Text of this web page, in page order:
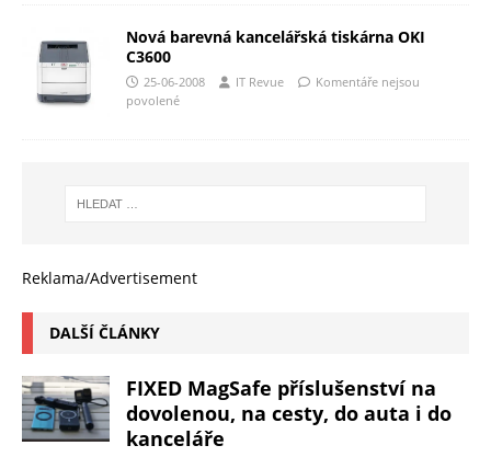
Nová barevná kancelářská tiskárna OKI
C3600
25-06-2008 IT Revue
Komentáře nejsou
povolené
Reklama/Advertisement
DALŠÍ ČLÁNKY
FIXED MagSafe příslušenství na
dovolenou, na cesty, do auta i do
kanceláře